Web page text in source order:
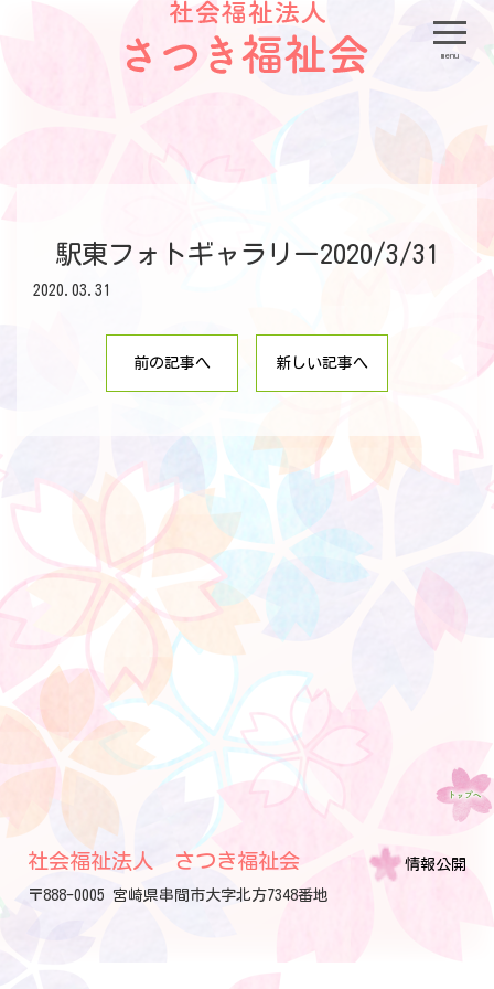
menu
駅東フォトギャラリー2020/3/31
2020.03.31
前の記事へ 新しい記事へ
社会福祉法人 さつき福祉会
〒888-0005 宮崎県串間市大字北方7348番地
情報公開